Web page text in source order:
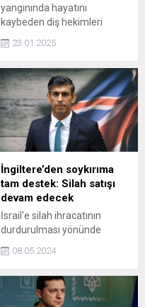
yangınında hayatını
kaybeden diş hekimleri
çifti ile çocukları Defne ve
verildi. Aile, kayak tatili için
önceki gün otele giriş
yapmıştı.
23.01.2025
İngiltere’den soykırıma
tam destek: Silah satışı
devam edecek
İsrail'e silah ihracatının
durdurulması yönünde
Başbakanı Rishi Sunak,
ihracat lisanslarına ilişkin
tutumunda değişikliğe
08.05.2024